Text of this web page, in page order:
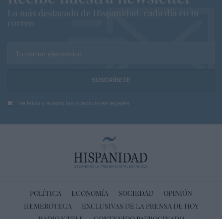
Lo más destacado de Hispanidad, cada dia en tu
correo
Tu correo electrónico...
He leído y acepto las condiciones legales
POLÍTICA ECONOMÍA SOCIEDAD
OPINIÓN
HEMEROTECA
EXCLUSIVAS DE LA PRENSA DE HOY